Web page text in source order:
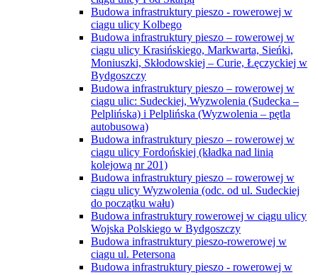
Budowa infrastruktury pieszo - rowerowej w
ciągu ulicy Kolbego
Budowa infrastruktury pieszo – rowerowej w
ciągu ulicy Krasińskiego, Markwarta, Sieńki,
Moniuszki, Skłodowskiej – Curie, Łęczyckiej w
Bydgoszczy
Budowa infrastruktury pieszo – rowerowej w
ciągu ulic: Sudeckiej, Wyzwolenia (Sudecka –
Pelplińska) i Pelplińska (Wyzwolenia – pętla
autobusowa)
Budowa infrastruktury pieszo – rowerowej w
ciągu ulicy Fordońskiej (kładka nad linią
kolejową nr 201)
Budowa infrastruktury pieszo – rowerowej w
ciągu ulicy Wyzwolenia (odc. od ul. Sudeckiej
do początku wału)
Budowa infrastruktury rowerowej w ciągu ulicy
Wojska Polskiego w Bydgoszczy
Budowa infrastruktury pieszo-rowerowej w
ciągu ul. Petersona
Budowa infrastruktury pieszo - rowerowej w